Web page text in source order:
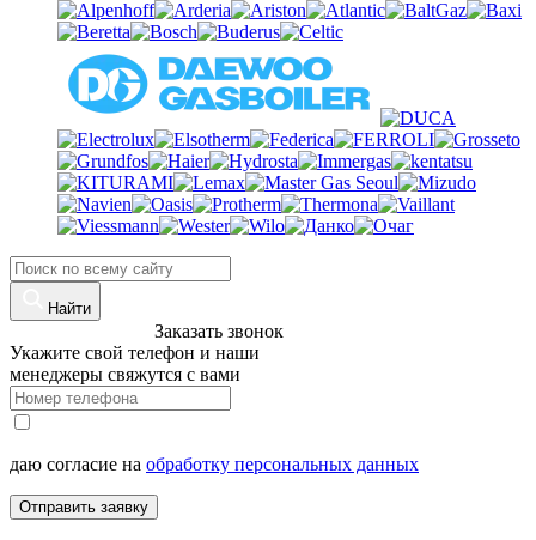
Найти
Заказать звонок
Укажите свой телефон и наши
менеджеры свяжутся с вами
даю согласие на обработку персональных данных
Отправить заявку